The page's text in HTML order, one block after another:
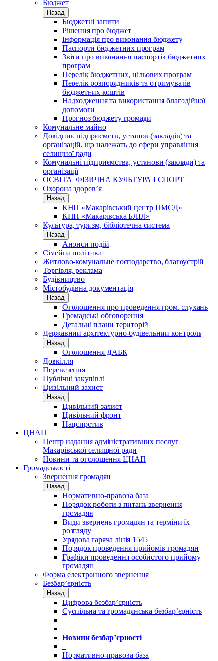
Бюджет
Назад
Бюджетні запити
Рішення про бюджет
Інформація про виконання бюджету
Паспорти бюджетних програм
Звіти про виконання паспортів бюджетних
програм
Перелік бюджетних, цільових програм
Перелік розпорядників та отримувачів
бюджетних коштів
Надходження та використання благодійної
допомоги
Прогноз бюджету громади
Комунальне майно
Довідник підприємств, установ (закладів) та
організацій, що належать до сфери управління
селищної ради
Комунальні підприємства, установи (заклади) та
організації
ОСВІТА, ФІЗИЧНА КУЛЬТУРА І СПОРТ
Охорона здоров’я
Назад
КНП «Макарівський центр ПМСД»
КНП «Макарівська БЛІЛ»
Культура, туризм, бібліотечна система
Назад
Анонси подій
Сімейна політика
Житлово-комунальне господарство, благоустрій
Торгівля, реклама
Будівництво
Містобудівна документація
Назад
Оголошення про проведення гром. слухань
Громадські обговорення
Детальні плани територій
Державний архітектурно-будівельний контроль
Назад
Оголошення ДАБК
Довкілля
Перевезення
Публічні закупівлі
Цивільний захист
Назад
Цивільний захист
Цивільний фронт
Нацспротив
ЦНАП
Центр надання адміністративних послуг
Макарівської селищної ради
Новини та оголошення ЦНАП
Громадськості
Звернення громадян
Назад
Нормативно-правова база
Порядок роботи з питань звернення
громадян
Види звернень громадян та терміни їх
розгляду
Урядова гаряча лінія 1545
Порядок проведення прийомів громадян
Графіки проведення особистого прийому
громадян
Форма електронного звернення
Безбар’єрність
Назад
Цифрова безбар’єрність
Суспільна та громадянська безбар’єрність
Новини безбар’єрності
Нормативно-правова база